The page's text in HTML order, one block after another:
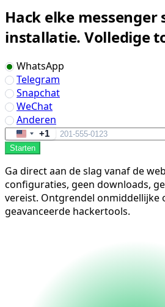
Hack elke messenger
installatie. Volledige
WhatsApp
Telegram
Snapchat
WeChat
Anderen
United
States
+1
Starten
Ga direct aan de slag vanaf de
configuraties, geen downloads,
vereist. Ontgrendel onmiddellijke
geavanceerde hackertools.